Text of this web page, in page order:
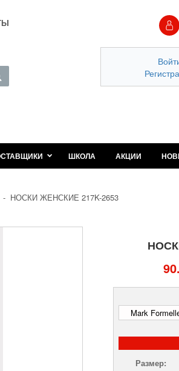
ШКОЛА АКЦИИ
- НОСКИ ЖЕНСКИЕ 217K-2653
Размер: